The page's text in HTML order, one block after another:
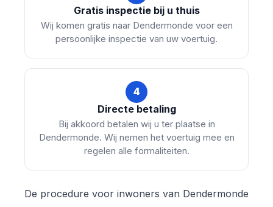
Gratis inspectie bij u thuis
Wij komen gratis naar Dendermonde voor een
persoonlijke inspectie van uw voertuig.
4
Directe betaling
Bij akkoord betalen wij u ter plaatse in
Dendermonde. Wij nemen het voertuig mee en
regelen alle formaliteiten.
De procedure voor inwoners van Dendermonde